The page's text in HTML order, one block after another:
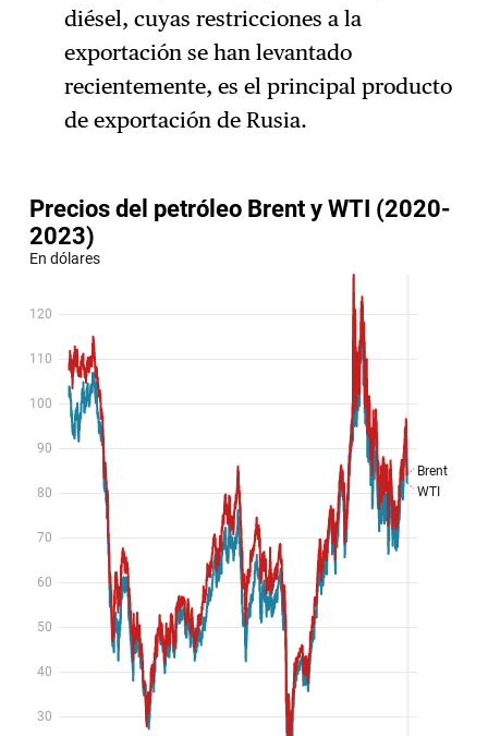
diésel, cuyas restricciones a la
exportación se han levantado
recientemente, es el principal producto
de exportación de Rusia.